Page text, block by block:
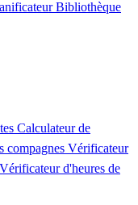
Bibliothèque
Calculateur de
compagnes Vérificateur
Vérificateur d'heures de